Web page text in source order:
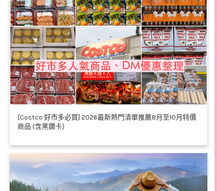
[Costco 好市多必買] 2026最新熱門清單推薦8月至10月特價
商品 (含黑鑽卡）